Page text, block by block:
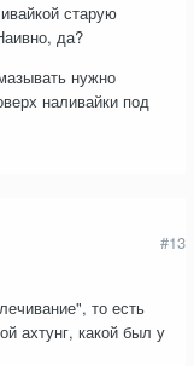
старую
да?
нужно
наливайки под
#13
то есть
ахтунг, какой был у